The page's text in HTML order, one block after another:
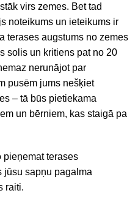
virs zemes. Bet tad
noteikums un ieteikums ir
terases augstums no zemes
solis un kritiens pat no 20
nerunājot par
pusēm jums nešķiet
– tā būs pietiekama
un bērniem, kas staigā pa
pieņemat terases
jūsu sapņu pagalma
raiti.